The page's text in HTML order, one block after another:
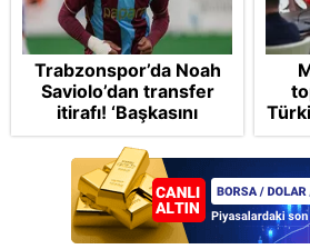
Trabzonspor’da Noah
Saviolo’dan transfer
itirafı! ‘Başkasını
izlemeye geldi’